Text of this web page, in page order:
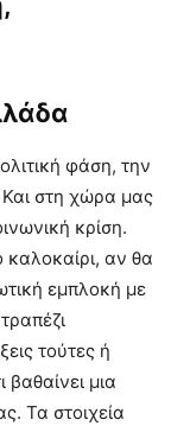
φάση, την
στη χώρα μας
κρίση.
καλοκαίρι, αν θα
εμπλοκή με
τούτες ή
βαθαίνει μια
Τα στοιχεία